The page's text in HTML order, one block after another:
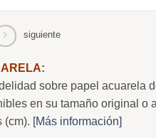
siguiente
sobre papel acuarela
en su tamaño original o a
(cm). [Más información]